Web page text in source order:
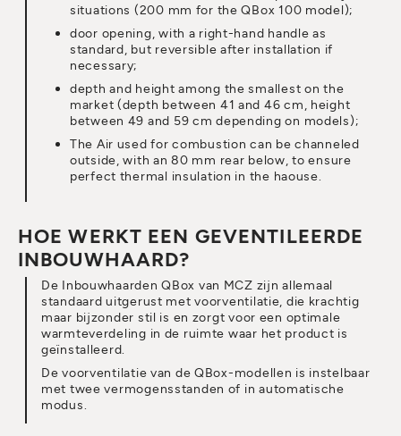
situations (200 mm for the QBox 100 model);
door opening, with a right-hand handle as
standard, but reversible after installation if
necessary;
depth and height among the smallest on the
market (depth between 41 and 46 cm, height
between 49 and 59 cm depending on models);
The Air used for combustion can be channeled
outside, with an 80 mm rear below, to ensure
perfect thermal insulation in the haouse.
HOE WERKT EEN GEVENTILEERDE
INBOUWHAARD?
De Inbouwhaarden QBox van MCZ zijn allemaal
standaard uitgerust met voorventilatie, die krachtig
maar bijzonder stil is en zorgt voor een optimale
warmteverdeling in de ruimte waar het product is
geïnstalleerd.
De voorventilatie van de QBox-modellen is instelbaar
met twee vermogensstanden of in automatische
modus.